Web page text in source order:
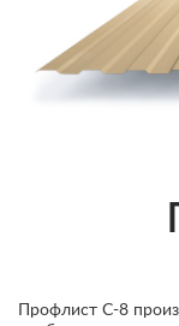
Профлист С-8